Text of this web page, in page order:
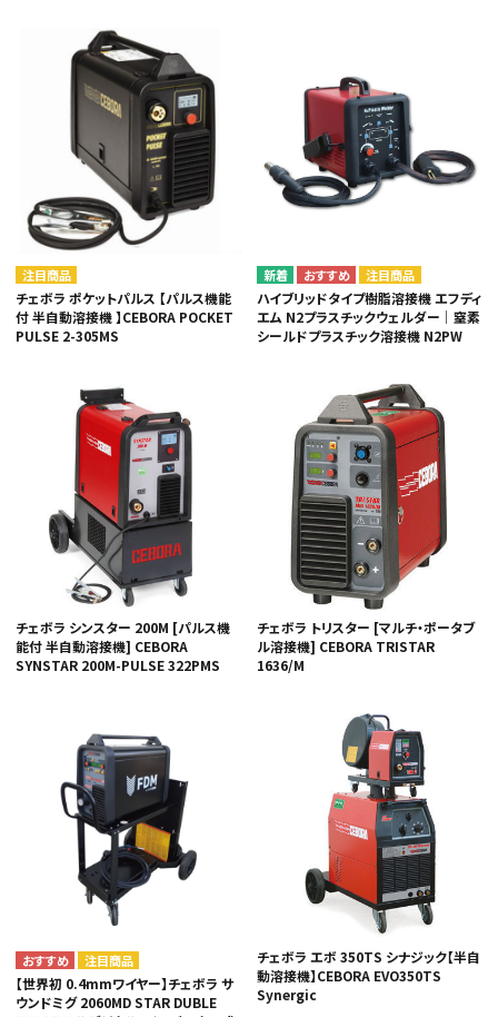
注目商品
チェボラ ポケットパルス 【パルス機能
付 半自動溶接機 】CEBORA POCKET
PULSE 2-305MS
注目商品
ハイブリッドタイプ樹脂溶接機 エフディ
エム N2プラスチックウェルダー｜窒素
シールドプラスチック溶接機 N2PW
チェボラ シンスター 200M [パルス機
能付 半自動溶接機] CEBORA
SYNSTAR 200M-PULSE 322PMS
チェボラ トリスター [マルチ・ポータブ
ル溶接機] CEBORA TRISTAR
1636/M
注目商品
【世界初 0.4mmワイヤー】チェボラ サ
ウンドミグ 2060MD STAR DUBLE
チェボラ エボ 350TS シナジック【半自
動溶接機】CEBORA EVO350TS
Synergic